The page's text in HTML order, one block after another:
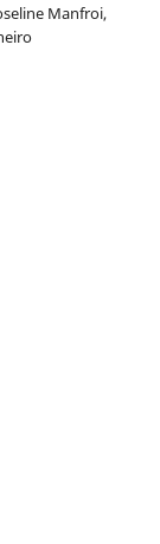
Manfroi,